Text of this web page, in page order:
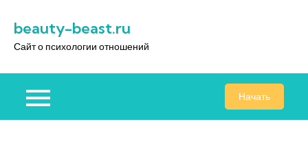
содержимому
beauty-beast.ru
Сайт о психологии отношений
Начать